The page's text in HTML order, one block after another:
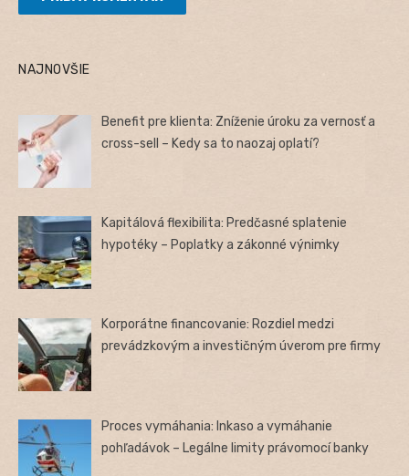
NAJNOVŠIE
Benefit pre klienta: Zníženie úroku za vernosť a
cross-sell – Kedy sa to naozaj oplatí?
Kapitálová flexibilita: Predčasné splatenie
hypotéky – Poplatky a zákonné výnimky
Korporátne financovanie: Rozdiel medzi
prevádzkovým a investičným úverom pre firmy
Proces vymáhania: Inkaso a vymáhanie
pohľadávok – Legálne limity právomocí banky